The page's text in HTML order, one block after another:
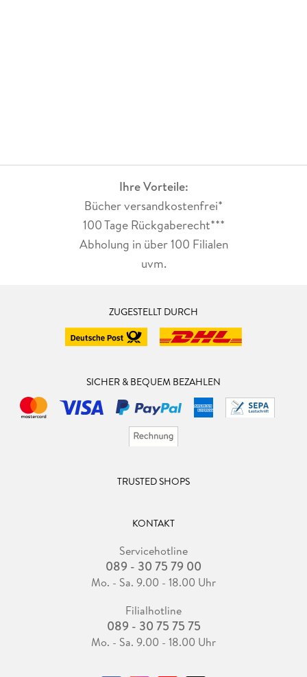
Ihre Vorteile:
Bücher versandkostenfrei*
100 Tage Rückgaberecht***
Abholung in über 100 Filialen
uvm.
ZUGESTELLT DURCH
SICHER & BEQUEM BEZAHLEN
TRUSTED SHOPS
KONTAKT
Servicehotline
089 - 30 75 79 00
Mo. - Sa. 9.00 - 18.00 Uhr
Filialhotline
089 - 30 75 75 75
Mo. - Sa. 9.00 - 18.00 Uhr